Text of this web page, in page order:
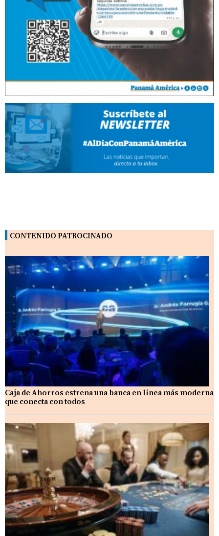
CONTENIDO PATROCINADO
Caja de Ahorros estrena una banca en línea más moderna
que conecta con todos